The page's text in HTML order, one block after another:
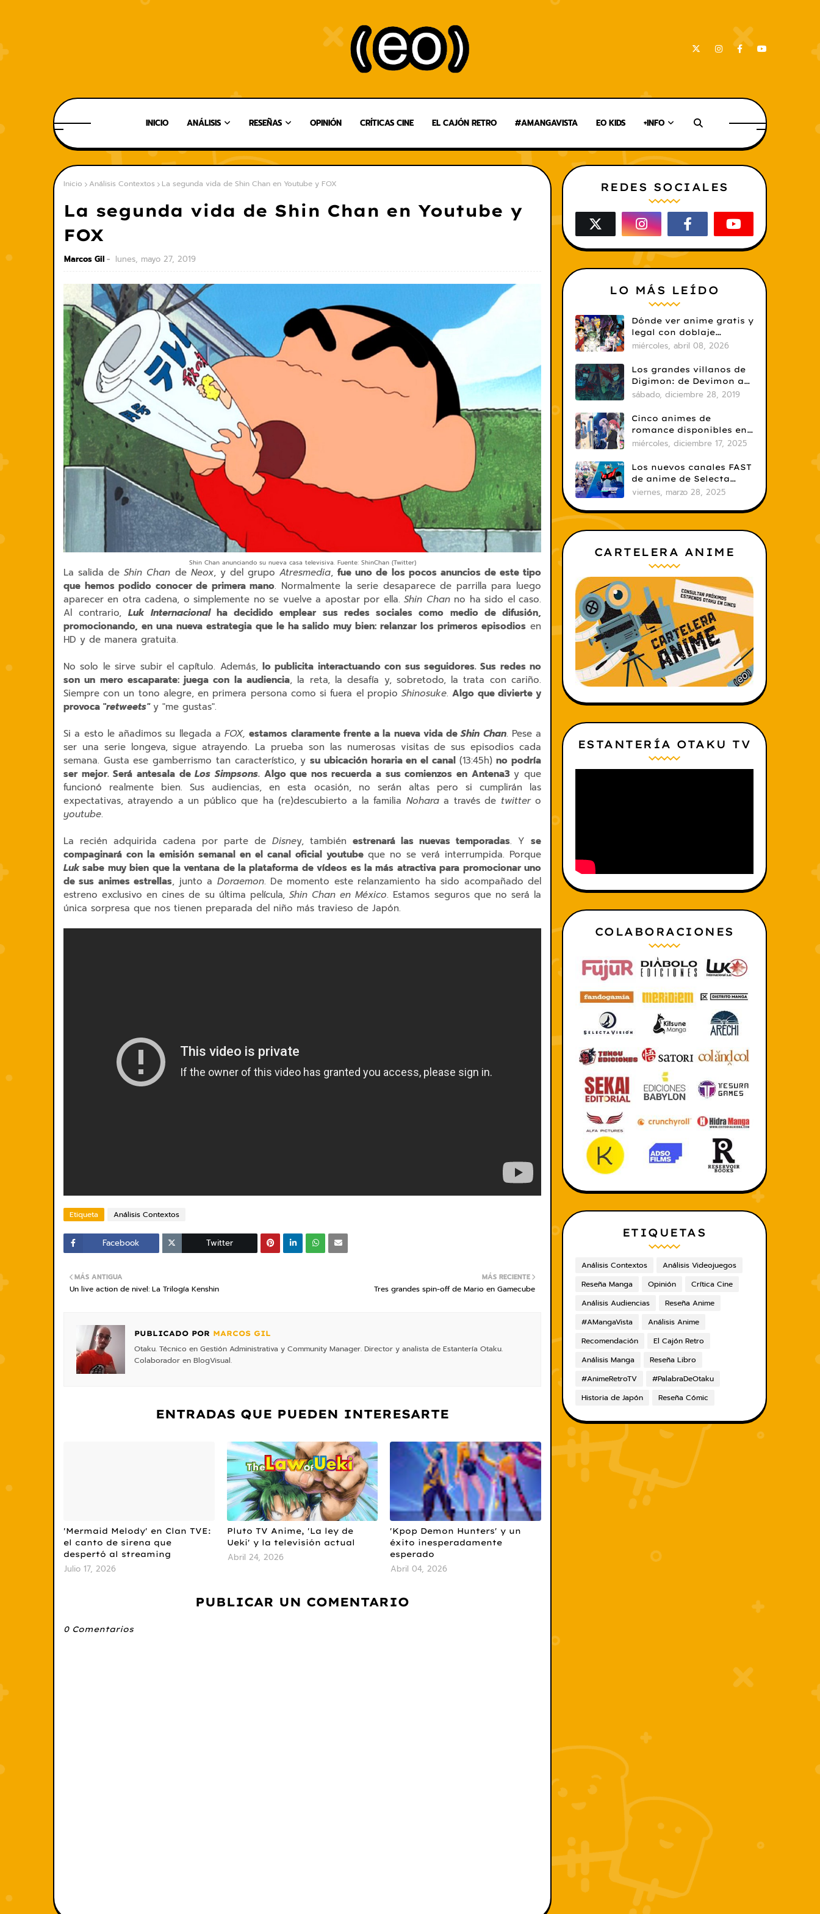
INICIO ANÁLISIS RESEÑAS OPINIÓN CRÍTICAS CINE EL CAJÓN RETRO #AMANGAVISTA EO KIDS +INFO
Inicio Análisis Contextos La segunda vida de Shin Chan en Youtube y FOX
La segunda vida de Shin Chan en Youtube y
FOX
Marcos Gil lunes, mayo 27, 2019
Shin Chan anunciando su nueva casa televisiva. Fuente: ShinChan (Twitter)
La salida deShin Chan de Neox, y del grupoAtresmedia,fue uno de los pocos anuncios de este tipo
que hemos podido conocer de primera mano. Normalmente la serie desaparece de parrilla para luego
aparecer en otra cadena, o simplemente no se vuelve a apostar por ella.Shin Chan no ha sido el caso.
Al contrario,Luk Internacional ha decidido emplear sus redes sociales como medio de difusión,
promocionando, en una nueva estrategia que le ha salido muy bien: relanzar los primeros episodios en
HD y de manera gratuita.
No solo le sirve subir el capítulo. Además, lo publicita interactuando con sus seguidores. Sus redes no
son un mero escaparate: juega con la audiencia, la reta, la desafía y, sobretodo, la trata con cariño.
Siempre con un tono alegre, en primera persona como si fuera el propioShinosuke.Algo que divierte y
provoca "retweets"y "me gustas".
Si a esto le añadimos su llegada a FOX, estamos claramente frente a la nueva vida deShin Chan. Pese a
ser una serie longeva, sigue atrayendo. La prueba son las numerosas visitas de sus episodios cada
semana. Gusta ese gamberrismo tan característico, ysu ubicación horaria en el canal (13:45h)no podría
ser mejor. Será antesala deLos Simpsons. Algo que nos recuerda a sus comienzos en Antena3y que
funcionó realmente bien. Sus audiencias, en esta ocasión, no serán altas pero si cumplirán las
expectativas, atrayendo a un público que ha (re)descubierto a la familia Noharaa través de twittero
youtube.
La recién adquirida cadena por parte de Disney, también estrenará las nuevas temporadas. Y se
compaginará con la emisión semanal en el canal oficial youtube que no se verá interrumpida. Porque
Luk sabe muy bien que la ventana de la plataforma de vídeos es la más atractiva para promocionar uno
de sus animes estrellas, junto a Doraemon. De momento este relanzamiento ha sido acompañado del
estreno exclusivo en cines de su última película, Shin Chan en México. Estamos seguros que no será la
única sorpresa que nos tienen preparada del niño más travieso de Japón.
Etiqueta Análisis Contextos
Facebook Twitter
MÁS RECIENTE
Tres grandes spin-off de Mario en Gamecube
MÁS ANTIGUA
Un live action de nivel: La Trilogía Kenshin
PUBLICADO POR MARCOS GIL
Otaku. Técnico en Gestión Administrativa y Community Manager. Director y analista de Estantería Otaku.
Colaborador en BlogVisual.
ENTRADAS QUE PUEDEN INTERESARTE
'Mermaid Melody' en Clan TVE:
el canto de sirena que
despertó al streaming
Julio 17, 2026
Pluto TV Anime, 'La ley de
Ueki' y la televisión actual
Abril 24, 2026
'Kpop Demon Hunters' y un
éxito inesperadamente
esperado
Abril 04, 2026
PUBLICAR UN COMENTARIO
0 Comentarios
REDES SOCIALES
LO MÁS LEÍDO
Dónde ver anime gratis y
legal con doblaje
castellano en 2026
miércoles, abril 08, 2026
Los grandes villanos de
Digimon: de Devimon a
Digimon Emperador
sábado, diciembre 28, 2019
Cinco animes de
romance disponibles en
Crunchyroll
miércoles, diciembre 17, 2025
Los nuevos canales FAST
de anime de Selecta
Visión: un salto
viernes, marzo 28, 2025
CARTELERA ANIME
ESTANTERÍA OTAKU TV
COLABORACIONES
ETIQUETAS
Análisis Contextos
Análisis Videojuegos
Reseña Manga
Opinión
Crítica Cine
Análisis Audiencias
Reseña Anime
#AMangaVista
Análisis Anime
Recomendación
El Cajón Retro
Análisis Manga
Reseña Libro
#AnimeRetroTV
#PalabraDeOtaku
Historia de Japón
Reseña Cómic